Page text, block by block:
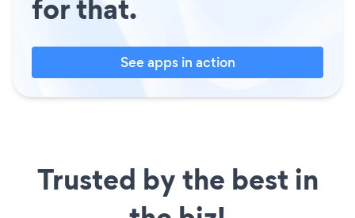
for that.
See apps in action
Trusted by the best in